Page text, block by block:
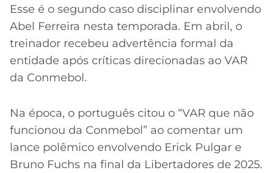
Esse é o segundo caso disciplinar envolvendo
Abel Ferreira nesta temporada. Em abril, o
treinador recebeu advertência formal da
entidade após críticas direcionadas ao VAR
da Conmebol.
Na época, o português citou o “VAR que não
funcionou da Conmebol” ao comentar um
lance polêmico envolvendo Erick Pulgar e
Bruno Fuchs na final da Libertadores de 2025.